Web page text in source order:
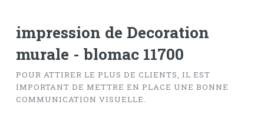
impression de Decoration
murale - blomac 11700
POUR ATTIRER LE PLUS DE CLIENTS, IL EST
IMPORTANT DE METTRE EN PLACE UNE BONNE
COMMUNICATION VISUELLE.